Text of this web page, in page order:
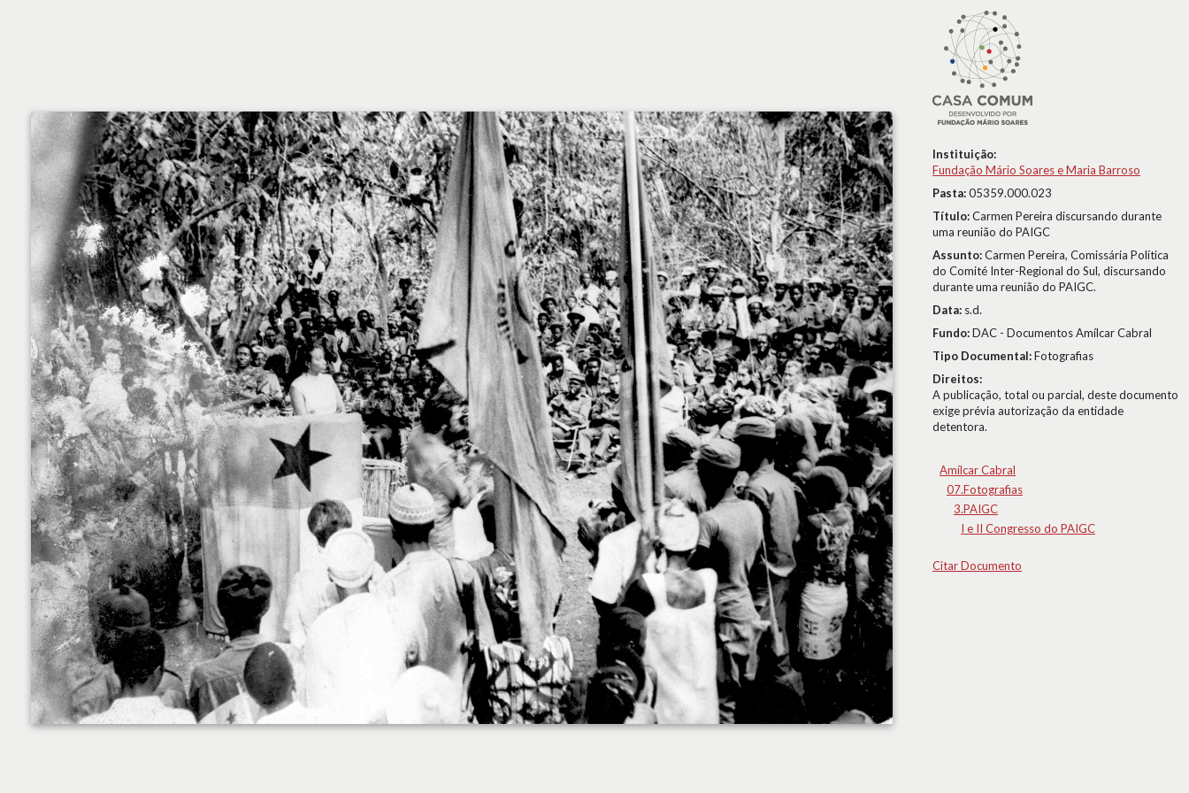
Instituição:
Fundação Mário Soares e Maria Barroso
Pasta:05359.000.023
Título:Carmen Pereira discursando durante
uma reunião do PAIGC
Assunto:Carmen Pereira, Comissária Política
do Comité Inter-Regional do Sul, discursando
durante uma reunião do PAIGC.
Data: s.d.
Fundo:DAC - Documentos Amílcar Cabral
Tipo Documental:Fotografias
Direitos:
A publicação, total ou parcial, deste documento
exige prévia autorização da entidade
detentora.
Amílcar Cabral
07.Fotografias
3.PAIGC
I e II Congresso do PAIGC
Citar Documento